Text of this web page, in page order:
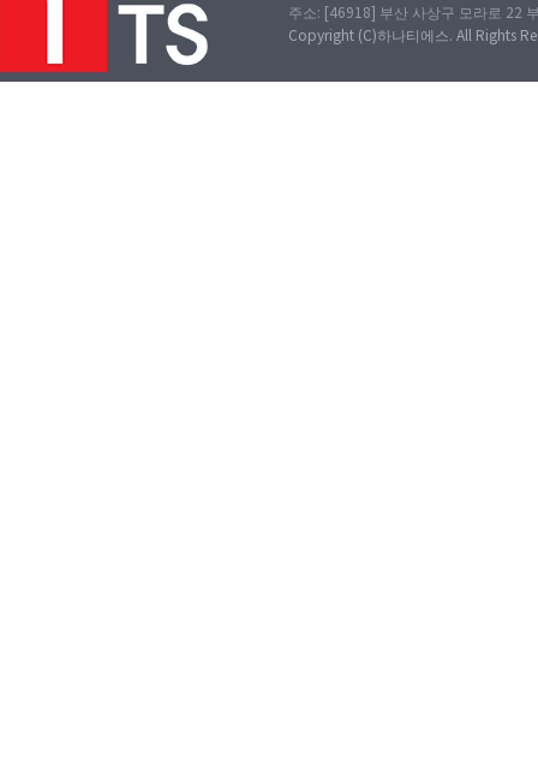
주소: [46918] 부산 사상구 모라로 22
Copyright (C)하나티에스. All Rights